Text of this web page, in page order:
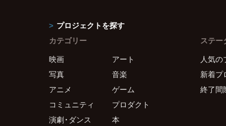
プロジェクトを探す
カテゴリー
映画
アート
写真
音楽
アニメ
ゲーム
コミュニティ
プロダクト
演劇・ダンス
本
ステー
人気の
新着プ
終了間